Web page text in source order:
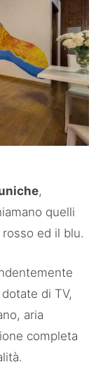
,
quelli
ed il blu.
di TV,
aria
completa